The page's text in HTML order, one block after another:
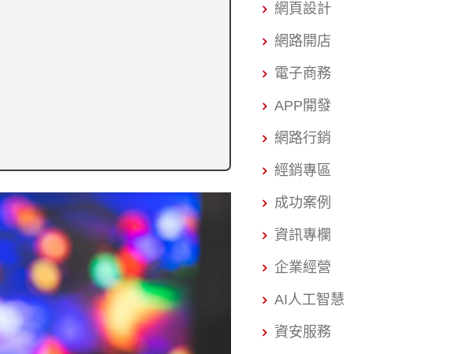
網頁設計
網路開店
電子商務
APP開發
網路行銷
經銷專區
成功案例
資訊專欄
企業經營
AI人工智慧
資安服務